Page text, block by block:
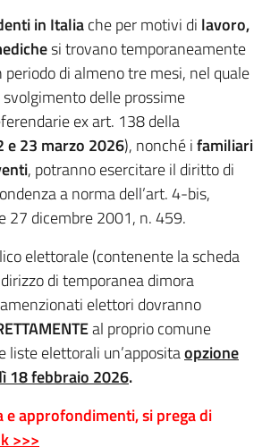
in Italiache per motivi di lavoro,
si trovano temporaneamente
periodo di almeno tre mesi, nel quale
delle prossime
ex art. 138 della
e 23 marzo 2026), nonché ifamiliari
, potranno esercitare il diritto di
a norma dell’art. 4-bis,
27 dicembre 2001, n. 459.
elettorale (contenente la scheda
di temporanea dimora
elettori dovranno
al proprio comune
liste elettorali un’appositaopzione
18 febbraio 2026.
e approfondimenti, si prega di
>>>